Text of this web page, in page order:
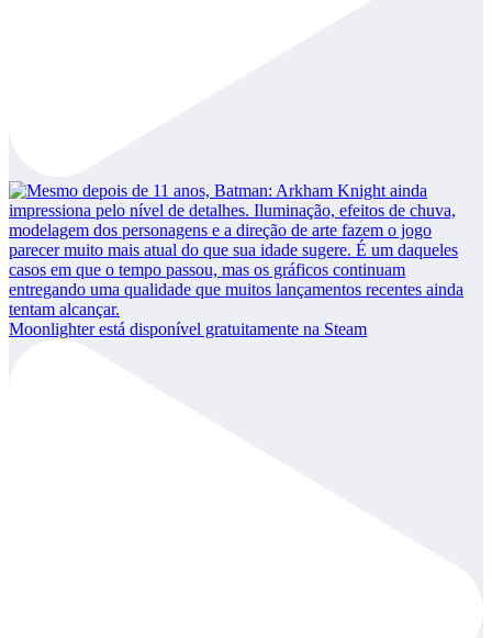
Moonlighter está disponível gratuitamente na Steam